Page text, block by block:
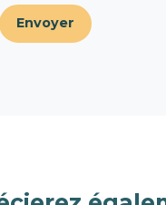
Envoyer